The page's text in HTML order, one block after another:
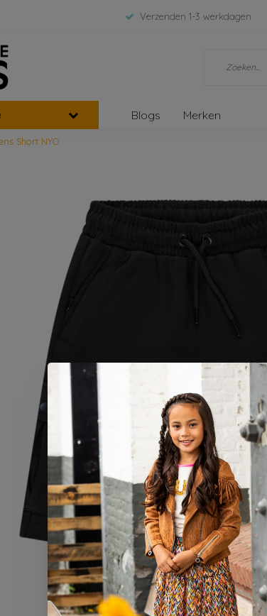
Verzenden 1-3 werkdagen
Blogs Merken
Short NYO